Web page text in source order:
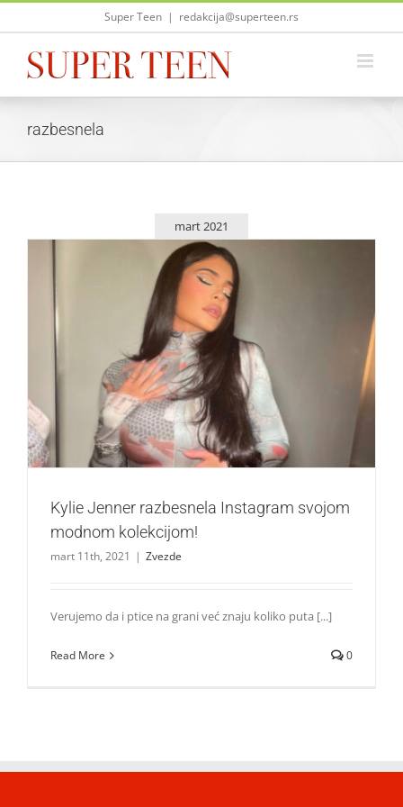
Skip
Super Teen | redakcija@superteen.rs
razbesnela
mart 2021
Kylie Jenner razbesnela Instagram svojom modnom
kolekcijom!
Zvezde
Kylie Jenner razbesnela Instagram svojom
modnom kolekcijom!
mart 11th, 2021 | Zvezde
Verujemo da i ptice na grani već znaju koliko puta [...]
Read More 0